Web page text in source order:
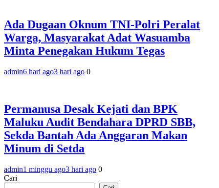
Ada Dugaan Oknum TNI-Polri Peralat
Warga, Masyarakat Adat Wasuamba
Minta Penegakan Hukum Tegas
admin6 hari ago3 hari ago 0
Permanusa Desak Kejati dan BPK
Maluku Audit Bendahara DPRD SBB,
Sekda Bantah Ada Anggaran Makan
Minum di Setda
admin1 minggu ago3 hari ago 0
Cari